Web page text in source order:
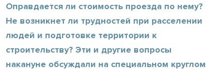
Оправдается ли стоимость проезда по нему?
Не возникнет ли трудностей при расселении
людей и подготовке территории к
строительству? Эти и другие вопросы
накануне обсуждали на специальном круглом